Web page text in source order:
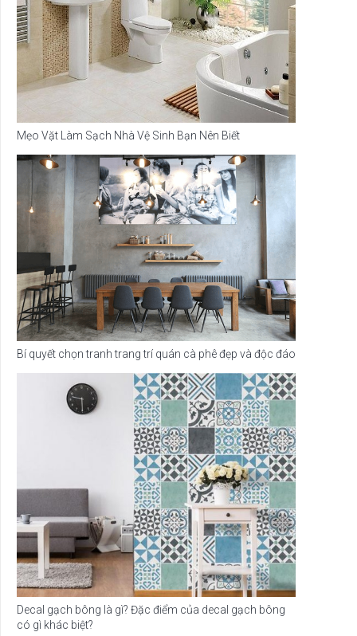
Mẹo Vặt Làm Sạch Nhà Vệ Sinh Bạn Nên Biết
Bí quyết chọn tranh trang trí quán cà phê đẹp và độc đáo
Decal gạch bông là gì? Đặc điểm của decal gạch bông
có gì khác biệt?